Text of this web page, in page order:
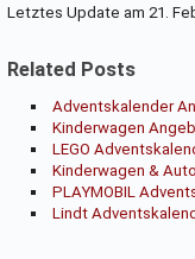
Letztes Update am 21.
Related Posts
Adventskalender
Kinderwagen
LEGO
Kinderwagen &
PLAYMOBIL
Lindt